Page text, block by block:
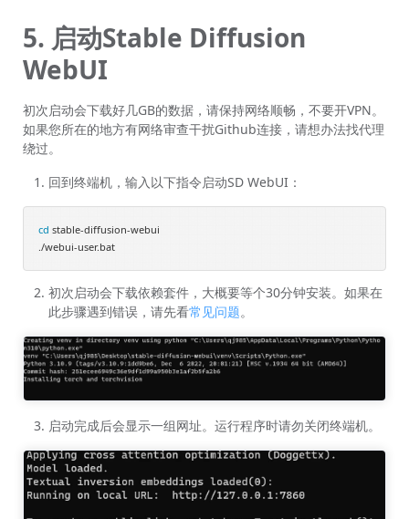
5. 启动Stable Diffusion
WebUI
初次启动会下载好几GB的数据，请保持网络顺畅，不要开VPN。
如果您所在的地方有网络审查干扰Github连接，请想办法找代理
绕过。
回到终端机，输入以下指令启动SD WebUI：
cd stable-diffusion-webui
./webui-user.bat
初次启动会下载依赖套件，大概要等个30分钟安装。如果在
此步骤遇到错误，请先看常见问题。
启动完成后会显示一组网址。运行程序时请勿关闭终端机。